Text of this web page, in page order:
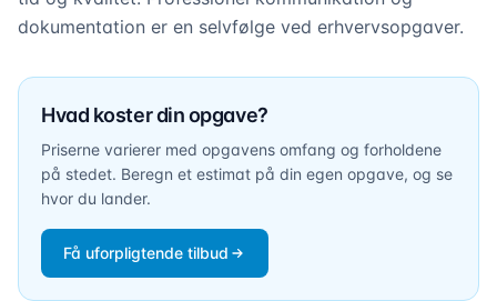
dokumentation er en selvfølge ved erhvervsopgaver.
Hvad koster din opgave?
Priserne varierer med opgavens omfang og forholdene
på stedet. Beregn et estimat på din egen opgave, og se
hvor du lander.
Få uforpligtende tilbud